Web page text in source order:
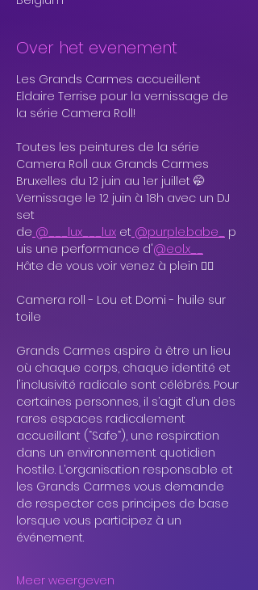
Over het evenement
Les Grands Carmes accueillent
Eldaire Terrise pour la vernissage de
la série Camera Roll!
Toutes les peintures de la série
Camera Roll aux Grands Carmes
Bruxelles du 12 juin au 1er juillet 🤭
Vernissage le 12 juin à 18h avec un DJ
set
de @___lux___lux et @purple.babe_ p
uis une performance d'@eol.x__
Hâte de vous voir venez à plein ❤️‍🔥
Camera roll - Lou et Domi - huile sur
toile
Grands Carmes aspire à être un lieu
où chaque corps, chaque identité et
l'inclusivité radicale sont célébrés. Pour
certaines personnes, il s’agit d’un des
rares espaces radicalement
accueillant (“Safe”), une respiration
dans un environnement quotidien
hostile. L’organisation responsable et
les Grands Carmes vous demande
de respecter ces principes de base
lorsque vous participez à un
événement.
Meer weergeven